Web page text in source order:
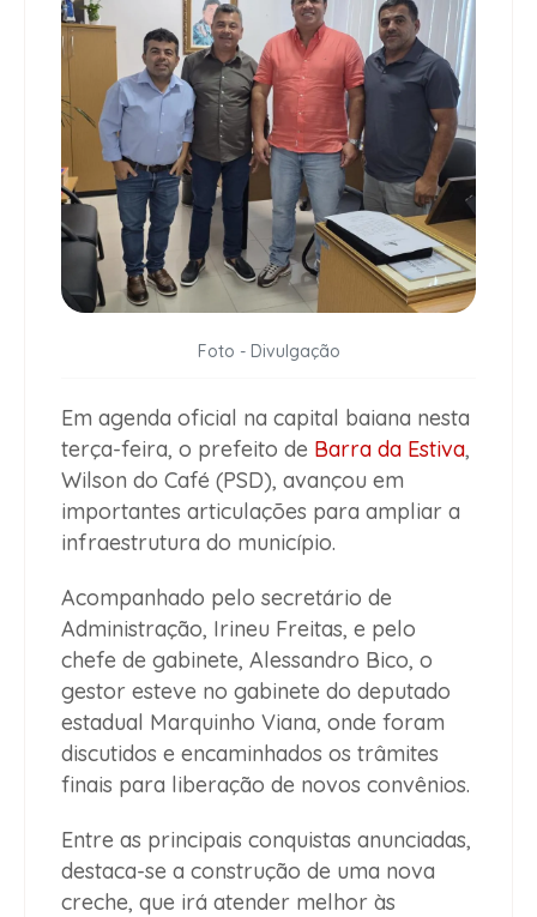
Foto - Divulgação
Em agenda oficial na capital baiana nesta
terça-feira, o prefeito de Barra da Estiva,
Wilson do Café (PSD), avançou em
importantes articulações para ampliar a
infraestrutura do município.
Acompanhado pelo secretário de
Administração, Irineu Freitas, e pelo
chefe de gabinete, Alessandro Bico, o
gestor esteve no gabinete do deputado
estadual Marquinho Viana, onde foram
discutidos e encaminhados os trâmites
finais para liberação de novos convênios.
Entre as principais conquistas anunciadas,
destaca-se a construção de uma nova
creche, que irá atender melhor às